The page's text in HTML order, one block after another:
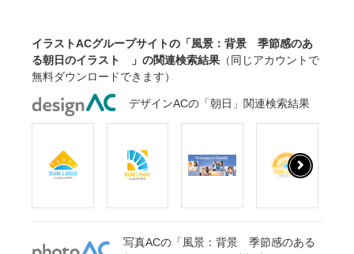
イラストACグループサイトの「風景：背景 季節感のあ
る朝日のイラスト 」の関連検索結果 （同じアカウントで
無料ダウンロードできます）
デザインACの「朝日」関連検索結果
写真ACの「風景：背景 季節感のある